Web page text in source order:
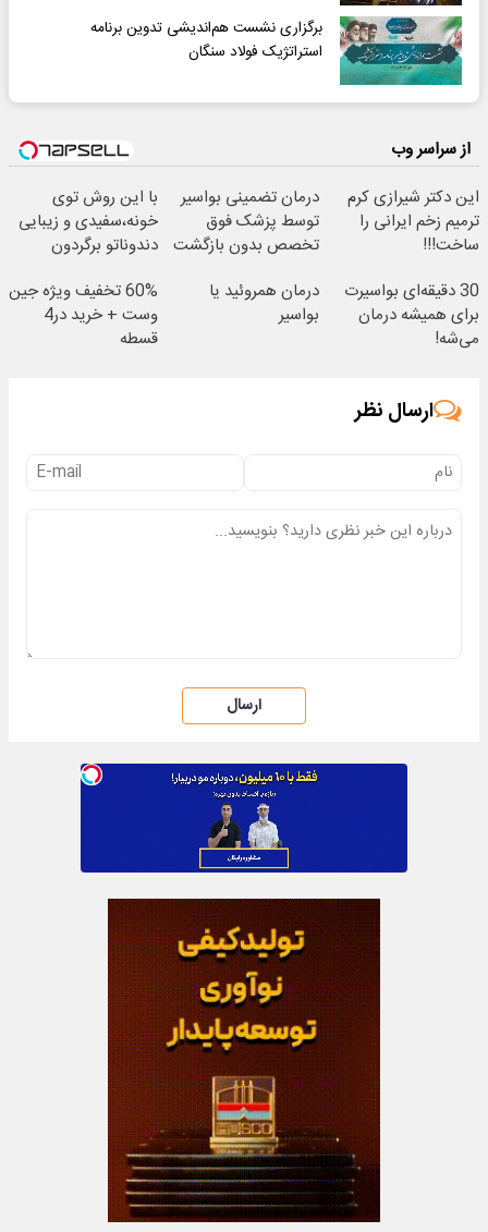
برگزاری نشست هم‌اندیشی تدوین برنامه
استراتژیک فولاد سنگان
از سراسر وب
این دکتر شیرازی کرم
ترمیم زخم ایرانی را
ساخت!!!
درمان تضمینی بواسیر
توسط پزشک فوق
تخصص بدون بازگشت
با این روش توی
خونه،سفیدی و زیبایی
دندوناتو برگردون
30 دقیقه‌ای بواسیرت
برای همیشه درمان
می‌شه!
درمان همروئید یا
بواسیر
60% تخفیف ویژه جین
وست + خرید در4
قسطه
ارسال نظر
ارسال